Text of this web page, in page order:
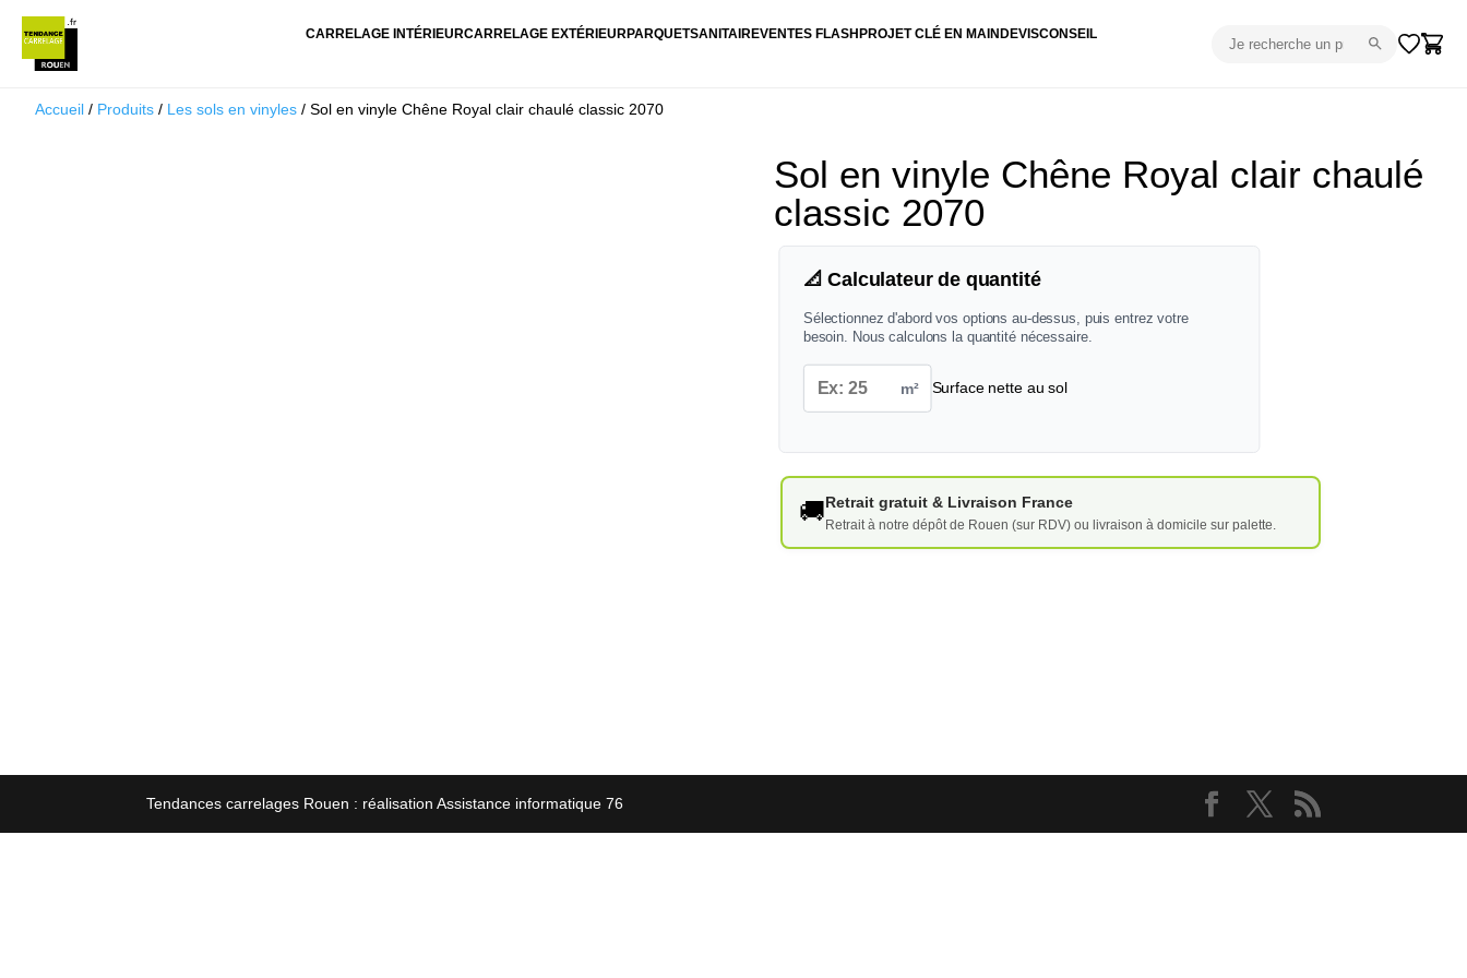
CARRELAGE INTÉRIEURCARRELAGE EXTÉRIEURPARQUETSANITAIREVENTES FLASH PROJET CLÉ EN MAIN DEVISCONSEIL
Accueil / Produits / Les sols en vinyles / Sol en vinyle Chêne Royal clair chaulé classic 2070
Sol en vinyle Chêne Royal clair chaulé
classic 2070
📐 Calculateur de quantité
Sélectionnez d'abord vos options au-dessus, puis entrez votre
besoin. Nous calculons la quantité nécessaire.
m² Surface nette au sol
🚚Retrait gratuit & Livraison France
Retrait à notre dépôt de Rouen (sur RDV) ou livraison à domicile sur palette.
Tendances carrelages Rouen : réalisation Assistance informatique 76